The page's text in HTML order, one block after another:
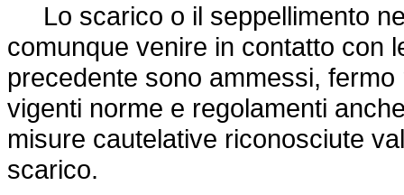
Lo scarico o il seppellimento
comunque venire in contatto con
precedente sono ammessi,
vigenti norme e regolamenti
misure cautelative riconosciute
scarico.